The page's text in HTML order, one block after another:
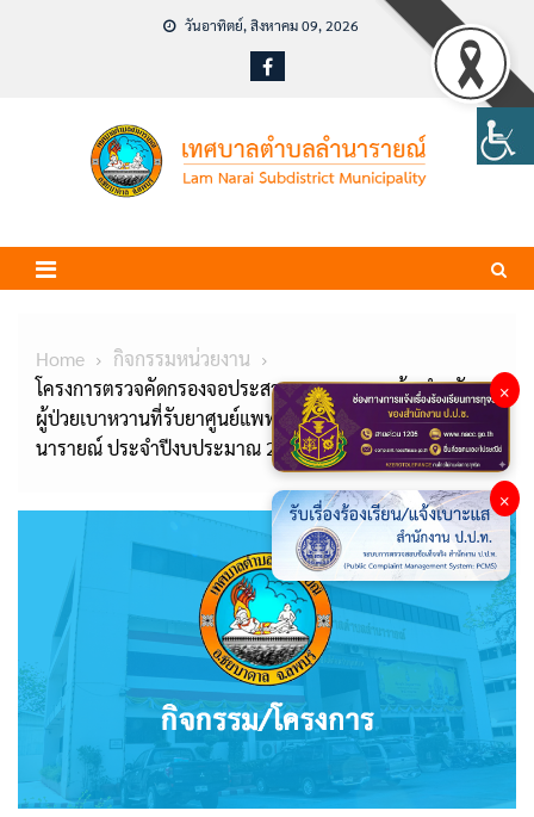
วันอาทิตย์, สิงหาคม 09, 2026
Home
กิจกรรมหน่วยงาน
โครงการตรวจคัดกรองจอประสาทตาและตรวจเท้า สำหรับ
ผู้ป่วยเบาหวานที่รับยาศูนย์แพทย์ชุมชนเทศบาลตำบลลำ
นารายณ์ ประจำปีงบประมาณ 2569
×
×